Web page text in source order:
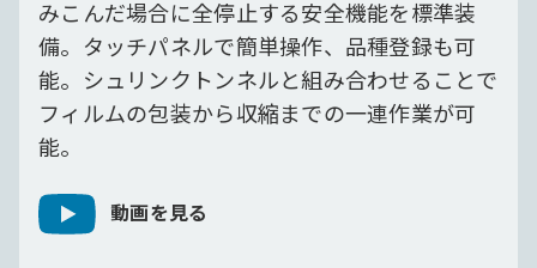
みこんだ場合に全停止する安全機能を標準装
備。タッチパネルで簡単操作、品種登録も可
能。シュリンクトンネルと組み合わせることで
フィルムの包装から収縮までの一連作業が可
能。
動画を見る